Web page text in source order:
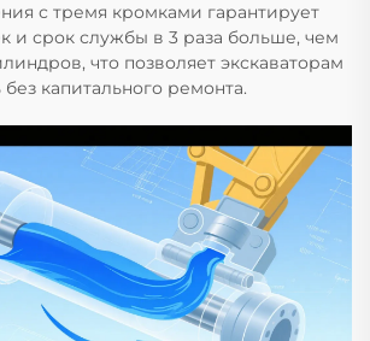
с тремя кромками гарантирует
и срок службы в 3 раза больше, чем
что позволяет экскаваторам
капитального ремонта.